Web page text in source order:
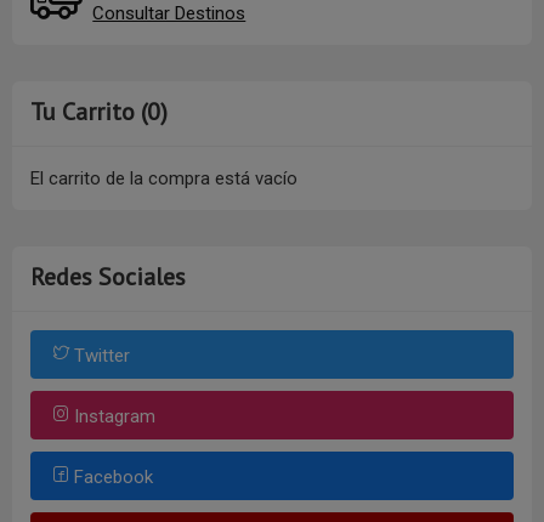
Consultar Destinos
Tu Carrito (0)
El carrito de la compra está vacío
Redes Sociales
Twitter
Instagram
Facebook